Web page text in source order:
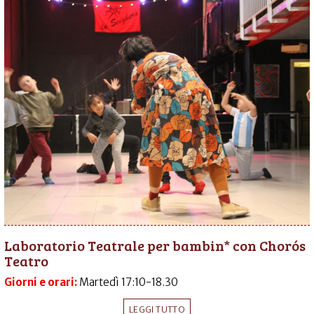
Laboratorio Teatrale per bambin* con Chorós
Teatro
Giorni e orari: Martedì 17:10-18.30
LEGGI TUTTO